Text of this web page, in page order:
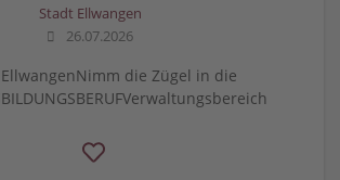
Stadt Ellwangen
26.07.2026
die Zügel in die